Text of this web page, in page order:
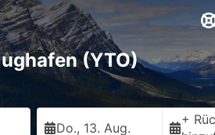
(YTO)
Do., 13. Aug.
+